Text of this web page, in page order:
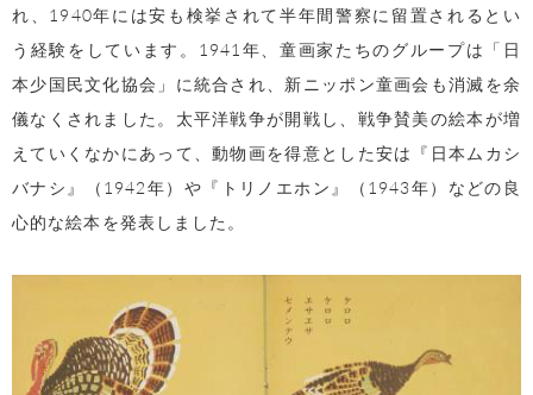
れ、 1940年には安も検挙されて半年間警察に留置されるとい
う経験をしています。 1941 年、童画家たちのグループは「日
本少国民文化協会」に統合され、新ニッポン童画会も消滅を余
儀なくされました。太平洋戦争が開戦し、戦争賛美の絵本が増
えていくなかにあって、動物画を得意とした安は『日本ムカシ
バナシ』（ 1942年）や『トリノエホン』（ 1943年）などの良
心的な絵本を発表しました。